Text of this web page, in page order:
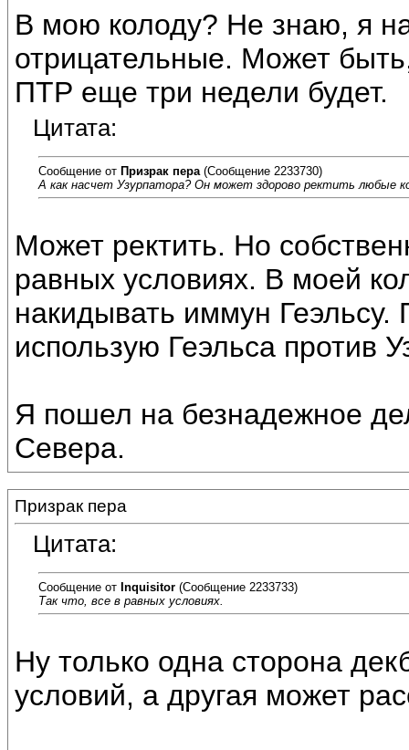
В мою колоду? Не знаю, я
отрицательные. Может
ПТР еще три недели будет.
Цитата:
Сообщение от Призрак пера (Сообщение 2233730)
А как насчет Узурпатора? Он может здорово ректить любые
Может ректить. Но
равных условиях. В моей
накидывать иммун Геэльсу.
использую Геэльса против
Я пошел на безнадежное
Севера.
Призрак пера
Цитата:
Сообщение от Inquisitor (Сообщение 2233733)
Так что, все в равных условиях.
Ну только одна сторона
условий, а другая может